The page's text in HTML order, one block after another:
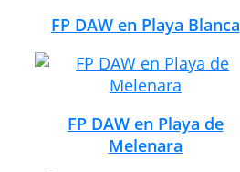
FP DAW en Playa Blanca
FP DAW en Playa de
Melenara